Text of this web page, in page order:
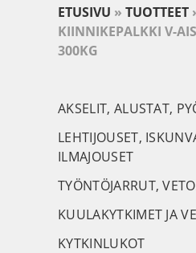
ETUSIVU » TUOTTEET
KIINNIKEPALKKI V-
300KG
AKSELIT, ALUSTAT,
LEHTIJOUSET,
ILMAJOUSET
TYÖNTÖJARRUT,
KUULAKYTKIMET JA
KYTKINLUKOT